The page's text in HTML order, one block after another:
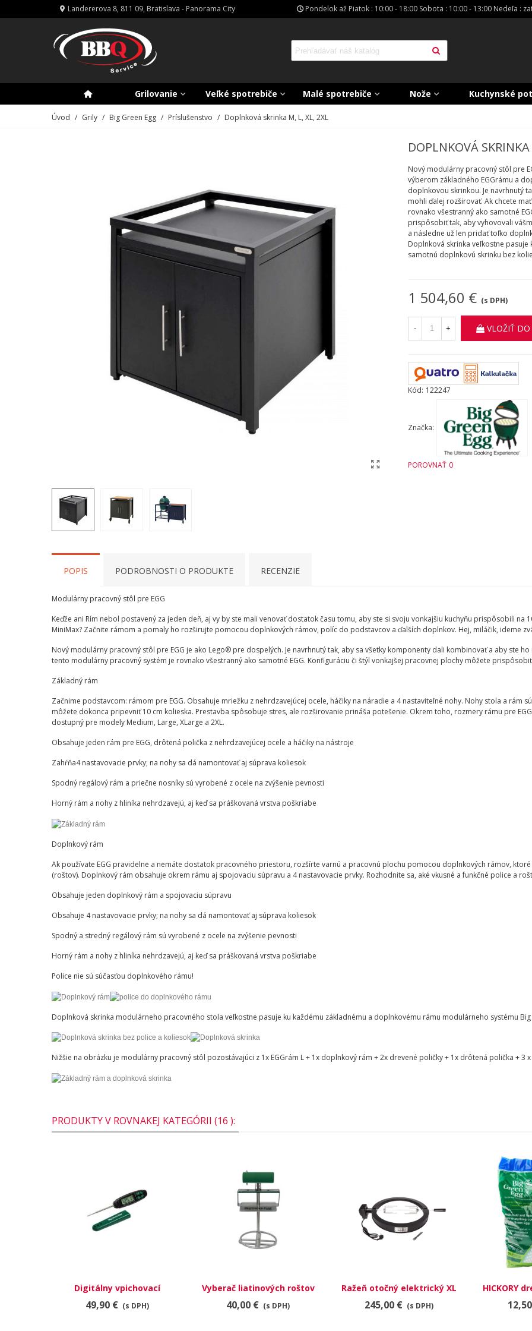
Landererova 8, 811 09, Bratislava - Panorama City Pondelok až Piatok : 10:00 - 18:00 Sobota : 10:00 - 13:00 Nedeľa :
Grilovanie Veľké spotrebiče Malé spotrebiče Nože Kuchynské
Úvod / Grily / Big Green Egg / Príslušenstvo / Doplnková skrinka M, L, XL, 2XL
DOPLNKOVÁ
Nový modulárny pracovný stôl pre
výberom základného EGGrámu a
doplnkovou skrinkou. Je navrhnutý
mohli ďalej rozširovať. Ak chcete
rovnako všestranný ako samotné
prispôsobiť tak, aby vyhovovali
a následne už len pridať toľko
Doplnková skrinka veľkostne pasuje
samotnú doplnkovú skrinku bez
1 504,60 € (s DPH)
- + VLOŽIŤ
Kód: 122247
Značka:
POROVNAŤ 0
POPIS PODROBNOSTI O PRODUKTE RECENZIE
Modulárny pracovný stôl pre EGG
Keďže ani Rím nebol postavený za jeden deň, aj vy by ste mali venovať dostatok času tomu, aby ste si svoju vonkajšiu kuchyňu prispôsobili na
MiniMax? Začnite rámom a pomaly ho rozširujte pomocou doplnkových rámov, políc do podstavcov a ďalších doplnkov. Hej, miláčik, ideme
Nový modulárny pracovný stôl pre EGG je ako Lego® pre dospelých. Je navrhnutý tak, aby sa všetky komponenty dali kombinovať a aby ste
tento modulárny pracovný systém je rovnako všestranný ako samotné EGG. Konfiguráciu či štýl vonkajšej pracovnej plochy môžete
Základný rám
Začnime podstavcom: rámom pre EGG. Obsahuje mriežku z nehrdzavejúcej ocele, háčiky na náradie a 4 nastaviteľné nohy. Nohy stola a rám
môžete dokonca pripevniť 10 cm kolieska. Prestavba spôsobuje stres, ale rozširovanie prináša potešenie. Okrem toho, rozmery rámu pre
dostupný pre modely Medium, Large, XLarge a 2XL.
Obsahuje jeden rám pre EGG, drôtená polička z nehrdzavejúcej ocele a háčiky na nástroje
Zahŕňa4 nastavovacie prvky; na nohy sa dá namontovať aj súprava koliesok
Spodný regálový rám a priečne nosníky sú vyrobené z ocele na zvýšenie pevnosti
Horný rám a nohy z hliníka nehrdzavejú, aj keď sa práškovaná vrstva poškriabe
Doplnkový rám
Ak používate EGG pravidelne a nemáte dostatok pracovného priestoru, rozšírte varnú a pracovnú plochu pomocou doplnkových rámov,
(roštov). Doplnkový rám obsahuje okrem rámu aj spojovaciu súpravu a 4 nastavovacie prvky. Rozhodnite sa, aké vkusné a funkčné police a
Obsahuje jeden doplnkový rám a spojovaciu súpravu
Obsahuje 4 nastavovacie prvky; na nohy sa dá namontovať aj súprava koliesok
Spodný a stredný regálový rám sú vyrobené z ocele na zvýšenie pevnosti
Horný rám a nohy z hliníka nehrdzavejú, aj keď sa práškovaná vrstva poškriabe
Police nie sú súčasťou doplnkového rámu!
Doplnková skrinka modulárneho pracovného stola veľkostne pasuje ku každému základnému a doplnkovému rámu modulárneho systému Big
Nižšie na obrázku je modulárny pracovný stôl pozostávajúci z 1x EGGrám L + 1x doplnkový rám + 2x drevené poličky + 1x drôtená polička + 3
PRODUKTY V ROVNAKEJ KATEGÓRII (16 ):
Digitálny vpichovací
teplomer
49,90 € (s DPH)
Vyberač liatinových roštov
40,00 € (s DPH)
Ražeň otočný elektrický XL
245,00 € (s DPH)
HICKORY